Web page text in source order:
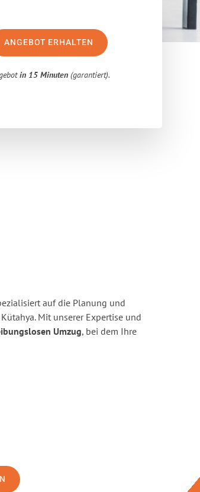
ANGEBOT ERHALTEN
in 15 Minuten (garantiert).
auf die Planung und
Mit unserer Expertise und
Umzug, bei dem Ihre